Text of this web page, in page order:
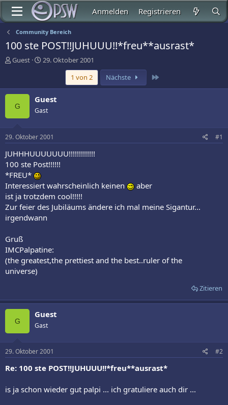
Anmelden Registrieren
Community Bereich
100 ste POST!!JUHUUU!!*freu**ausrast*
E
t
e
Guest
E
t
e
l
l
a
m
29. Oktober 2001
1 von 2
Nächste
G
Guest
Gast
29. Oktober 2001 #1
JUHHHUUUUUUU!!!!!!!!!!!!!
100 ste Post!!!!!!
*FREU*
Interessiert wahrscheinlich keinen
aber
ist ja trotzdem cool!!!!!
Zur feier des Jubiläums ändere ich mal meine Sigantur...
irgendwann
Gruß
IMCPalpatine:
(the greatest,the prettiest and the best..ruler of the
universe)
Zitieren
G
Guest
Gast
29. Oktober 2001 #2
Re: 100 ste POST!!JUHUUU!!*freu**ausrast*
is ja schon wieder gut palpi ... ich gratuliere auch dir ...